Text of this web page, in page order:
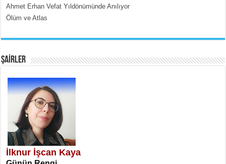
SATILMIŞ ÜMİT ÇETİNKAYA
Erkenlik...
Ahmet Erhan Vefat Yıldönümünde Anılıyor
Ölüm ve Atlas
ŞAİRLER
İlknur İşcan Kaya